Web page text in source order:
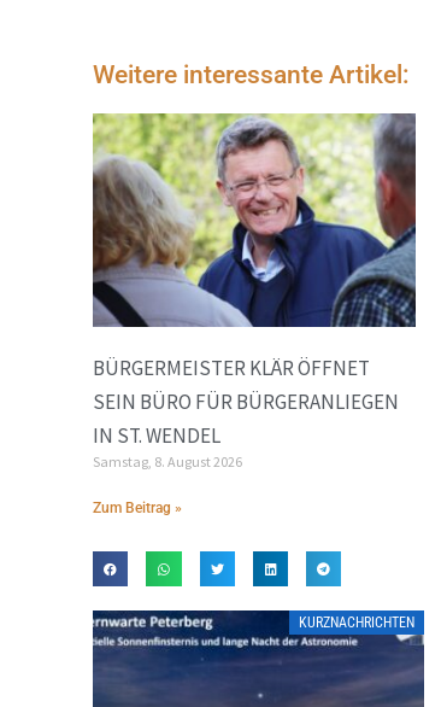
Weitere interessante Artikel:
BÜRGERMEISTER KLÄR ÖFFNET
SEIN BÜRO FÜR BÜRGERANLIEGEN
IN ST. WENDEL
Samstag, 8. August 2026
Zum Beitrag »
KURZNACHRICHTEN